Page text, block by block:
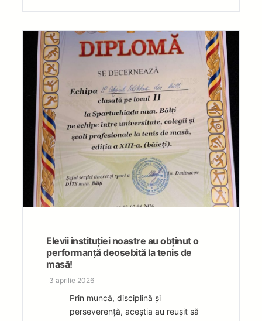
Elevii instituției noastre au obținut o
performanță deosebită la tenis de
masă!
3 aprilie 2026
Prin muncă, disciplină și
perseverență, aceștia au reușit să